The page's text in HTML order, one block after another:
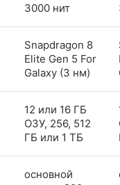
3000 нит
Snapdragon 8
Elite Gen 5 For
Galaxy (3 нм)
12 или 16 ГБ
ОЗУ, 256, 512
ГБ или 1 ТБ
основной